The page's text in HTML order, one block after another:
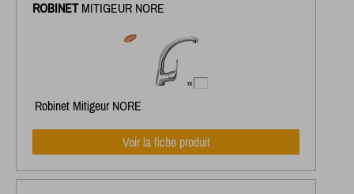
ROBINETMITIGEUR NORE
Robinet Mitigeur NORE
Voir la fiche produit